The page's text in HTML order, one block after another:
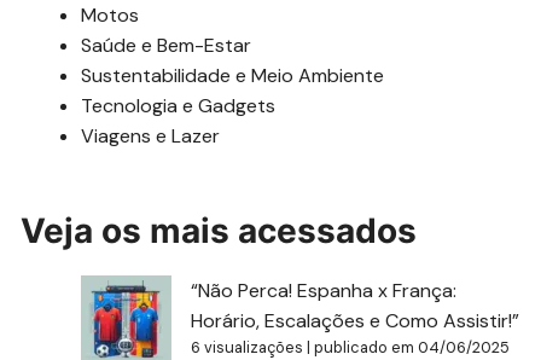
Motos
Saúde e Bem-Estar
Sustentabilidade e Meio Ambiente
Tecnologia e Gadgets
Viagens e Lazer
Veja os mais acessados
“Não Perca! Espanha x França:
Horário, Escalações e Como Assistir!”
6 visualizações |publicado em 04/06/2025